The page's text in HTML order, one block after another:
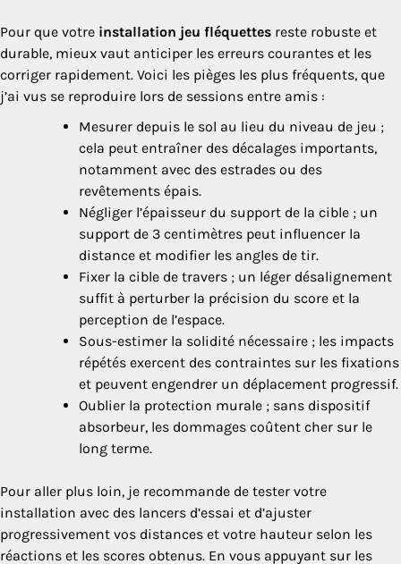
Pour que votre installation jeu fléquettes reste robuste et
durable, mieux vaut anticiper les erreurs courantes et les
corriger rapidement. Voici les pièges les plus fréquents, que
j’ai vus se reproduire lors de sessions entre amis :
Mesurer depuis le sol au lieu du niveau de jeu ;
cela peut entraîner des décalages importants,
notamment avec des estrades ou des
revêtements épais.
Négliger l’épaisseur du support de la cible ; un
support de 3 centimètres peut influencer la
distance et modifier les angles de tir.
Fixer la cible de travers ; un léger désalignement
suffit à perturber la précision du score et la
perception de l’espace.
Sous-estimer la solidité nécessaire ; les impacts
répétés exercent des contraintes sur les fixations
et peuvent engendrer un déplacement progressif.
Oublier la protection murale ; sans dispositif
absorbeur, les dommages coûtent cher sur le
long terme.
Pour aller plus loin, je recommande de tester votre
installation avec des lancers d’essai et d’ajuster
progressivement vos distances et votre hauteur selon les
réactions et les scores obtenus. En vous appuyant sur les